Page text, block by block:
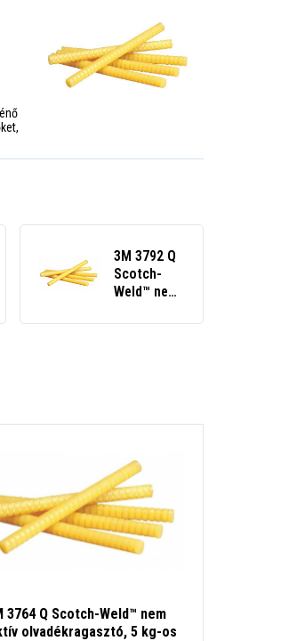
3M 3792 Q
Scotch-
Weld™ nem
olvadékragasztó,
3764 Q Scotch-Weld™ nem
olvadékragasztó, 5 kg-os